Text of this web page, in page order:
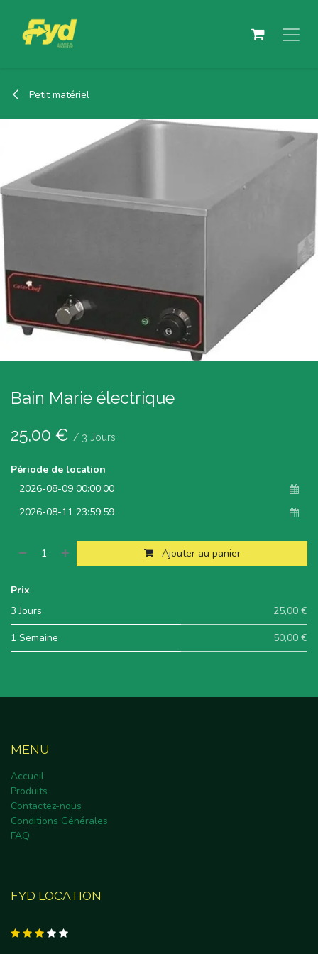
Petit matériel
Bain Marie électrique
25,00 € / 3 Jours
Période de location
Ajouter au panier
Prix
3 Jours
25,00 €
1 Semaine
50,00 €
MENU
Accueil
Produits
Contactez-nous
Conditions Générales
FAQ
FYD LOCATION